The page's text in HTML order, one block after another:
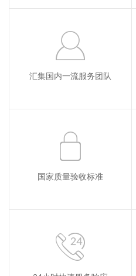
汇集国内一流服务团队
国家质量验收标准